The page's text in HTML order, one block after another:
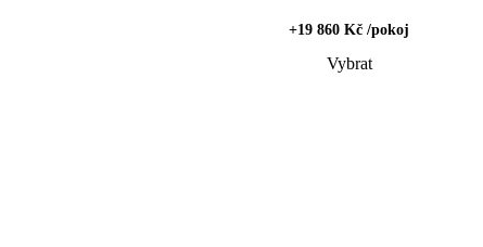
+19 860 Kč /pokoj
Vybrat